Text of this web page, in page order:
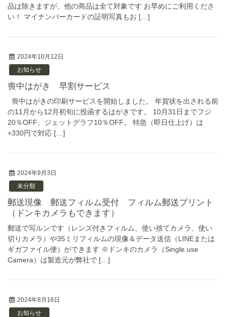
品は除きますが、他の商品は全て対象です お早めにご利用くださ
い！ マイナンバーカードの証明写真もお […]
2024年10月12日
お知らせ
喪中はがき 早割サービス
喪中はがきの印刷サービスを開始しました。 年賀状を出される前
の11月から12月初旬に投函するはがきです。 10月31日までフジ
20％OFF、ジェットグラフ10％OFF。 特急（即日仕上げ）は
+330円で対応 […]
2024年9月3日
未分類
郵送現像 郵送フィルム受付 フィルム郵送プリント
（ドンキカメラもできます）
郵送で写ルンです（レンズ付きフィルム、使い捨てカメラ、使い
切りカメラ）や35ミリフィルムの現像＆データ送信（LINEまたは
ギガファイル便）ができます ※ドンキのカメラ（Single use
Camera）は製造元が弊社で […]
2024年8月16日
お知らせ